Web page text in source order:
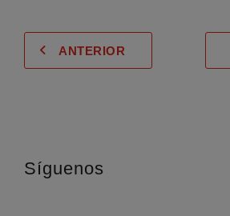
ANTERIOR
Síguenos